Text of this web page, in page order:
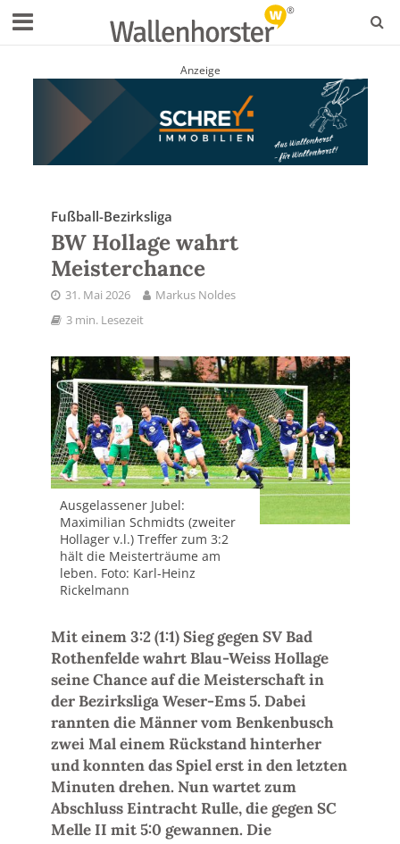
Anzeige
Fußball-Bezirksliga
BW Hollage wahrt
Meisterchance
31. Mai 2026
Markus Noldes
3 min. Lesezeit
Ausgelassener Jubel:
Maximilian Schmidts (zweiter
Hollager v.l.) Treffer zum 3:2
hält die Meisterträume am
leben. Foto: Karl-Heinz
Rickelmann
Mit einem 3:2 (1:1) Sieg gegen SV Bad
Rothenfelde wahrt Blau-Weiss Hollage
seine Chance auf die Meisterschaft in
der Bezirksliga Weser-Ems 5. Dabei
rannten die Männer vom Benkenbusch
zwei Mal einem Rückstand hinterher
und konnten das Spiel erst in den letzten
Minuten drehen. Nun wartet zum
Abschluss Eintracht Rulle, die gegen SC
Melle II mit 5:0 gewannen. Die